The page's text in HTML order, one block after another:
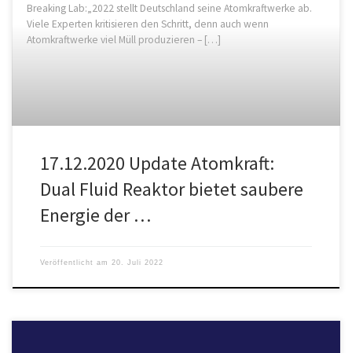
Breaking Lab:„2022 stellt Deutschland seine Atomkraftwerke ab.
Viele Experten kritisieren den Schritt, denn auch wenn
Atomkraftwerke viel Müll produzieren – […]
17.12.2020 Update Atomkraft:
Dual Fluid Reaktor bietet saubere
Energie der …
Veröffentlicht am 20. Juli 2022